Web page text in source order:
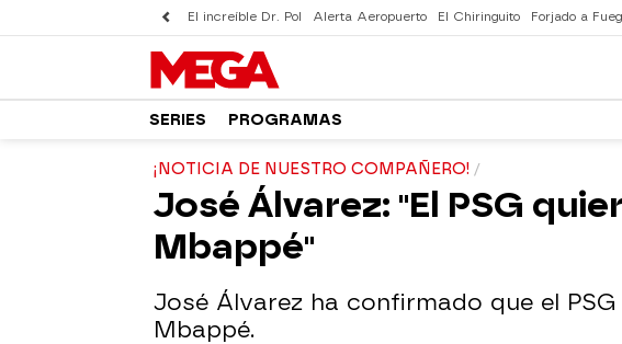
El increíble Dr. Pol Alerta Aeropuerto El Chiringuito Forjado a
SERIES PROGRAMAS
¡NOTICIA DE NUESTRO COMPAÑERO!
José Álvarez: "El PSG
Mbappé"
José Álvarez ha confirmado que el
Mbappé.